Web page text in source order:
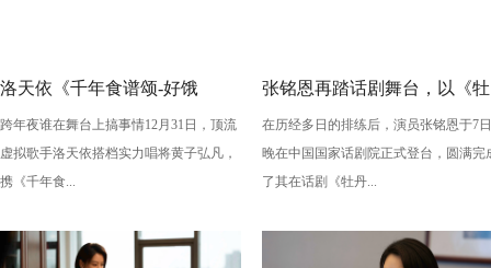
洛天依《千年食谱颂-好饿
版》：跨年夜最萌“食”光！
跨年夜谁在舞台上搞事情12月31日，顶流
虚拟歌手洛天依搭档实力唱将黄子弘凡，
携《千年食...
张铭恩再踏话剧舞台，以《牡
丹亭上三生路》续写古典深
情，全新演绎“柳梦梅”至情至
在历经多日的排练后，演员张铭恩于7日
晚在中国国家话剧院正式登台，圆满完
了其在话剧《牡丹...